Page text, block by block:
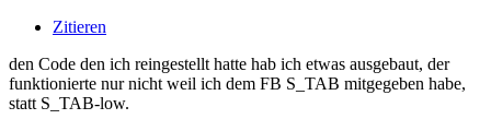
Zitieren
den Code den ich reingestellt hatte hab ich etwas ausgebaut, der
funktionierte nur nicht weil ich dem FB S_TAB mitgegeben habe,
statt S_TAB-low.